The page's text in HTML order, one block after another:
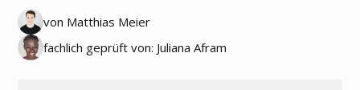
von Matthias Meier
fachlich geprüft von: Juliana Afram